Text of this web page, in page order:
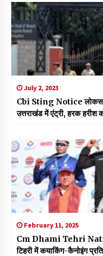
July 2, 2023
Cbi Sting Notice
उत्तराखंड में एंट्री, हरक हरीश
February 11, 2025
Cm Dhami Tehri
टिहरी में कयाकिंग-कैनोइंग